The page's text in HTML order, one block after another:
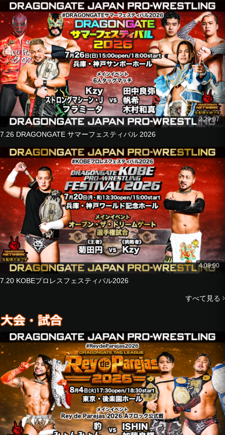
Takashi
■6-Man Tag Match
Ultimo Dragon
Luis Mante
Flamita
vs
Genki Horiguchi
Yasushi Kanda
Shachihoko BOY
■8-Man Tag Match
YAMATO
B×B Hulk
Susumu Yokosuka
vs
Madoka Kikuta
KAI
Jason Lee
Yoshiki Kato
■Singles Match
Kota Minoura
vs
ISHIN
Riiita
vs
Strong Machine J
Kzy
GuC
@KEY
2:29:07
7.26 DRAGONGATE サマーフェスティバル 2026
4:08:00
7.20 KOBEプロレスフェスティバル2026
すべて見る